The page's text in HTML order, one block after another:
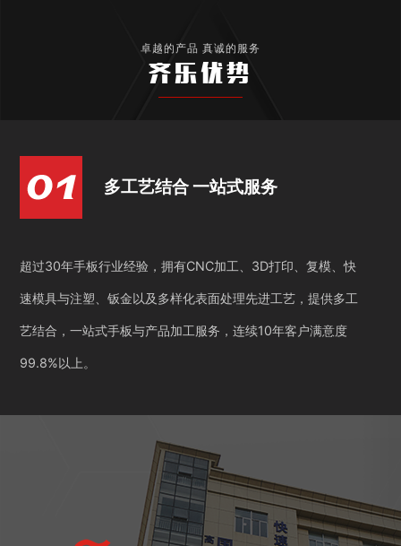
卓越的产品 真诚的服务
齐乐优势
多工艺结合 一站式服务
超过30年手板行业经验，拥有CNC加工、3D打印、复模、快
速模具与注塑、钣金以及多样化表面处理先进工艺，提供多工
艺结合，一站式手板与产品加工服务，连续10年客户满意度
99.8%以上。